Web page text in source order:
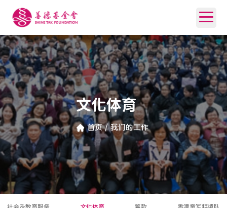
文化体育
首页 / 我们的工作
社会及教育服务 文化体育 筹款 香港童军特遣队